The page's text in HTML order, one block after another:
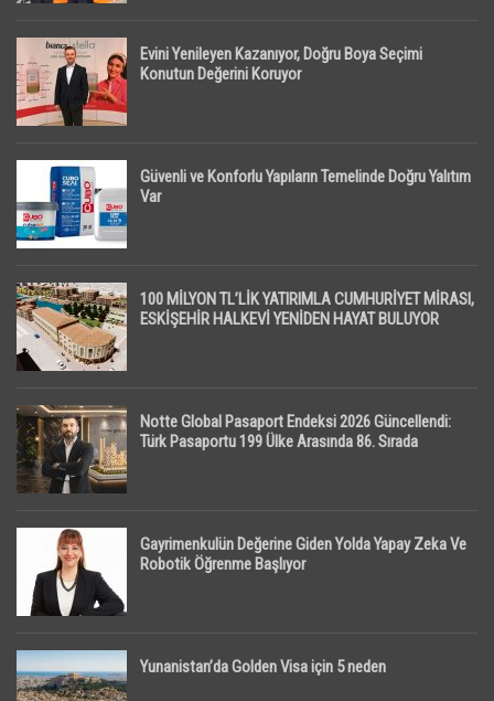
Evini Yenileyen Kazanıyor, Doğru Boya Seçimi
Konutun Değerini Koruyor
Güvenli ve Konforlu Yapıların Temelinde Doğru Yalıtım
Var
100 MİLYON TL’LİK YATIRIMLA CUMHURİYET MİRASI,
ESKİŞEHİR HALKEVİ YENİDEN HAYAT BULUYOR
Notte Global Pasaport Endeksi 2026 Güncellendi:
Türk Pasaportu 199 Ülke Arasında 86. Sırada
Gayrimenkulün Değerine Giden Yolda Yapay Zeka Ve
Robotik Öğrenme Başlıyor
Yunanistan’da Golden Visa için 5 neden